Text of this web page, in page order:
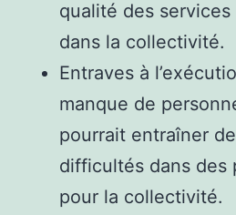
qualité des services
dans la collectivité.
Entraves à
manque de
pourrait entraîner
difficultés dans des
pour la collectivité.